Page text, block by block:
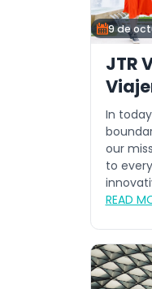
9 de
JTR
In
our
to
READ